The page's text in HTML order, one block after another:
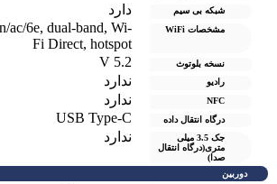
شبکه بی سیم دارد
مشخصات WiFi
ac/6e, dual-band, Wi-
Fi Direct, hotspot
نسخه بلوتوث V 5.2
رادیو ندارد
NFC ندارد
درگاه انتقال داده USB Type-C
جک 3.5 میلی
متری(درگاه انتقال
صدا)
ندارد
دوربین